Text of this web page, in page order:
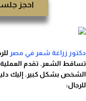
احجز
دكتور زراعة شعر في مصر
تساقط الشعر. تقدم
الشخص بشكل كبير. إليك
للرجال: